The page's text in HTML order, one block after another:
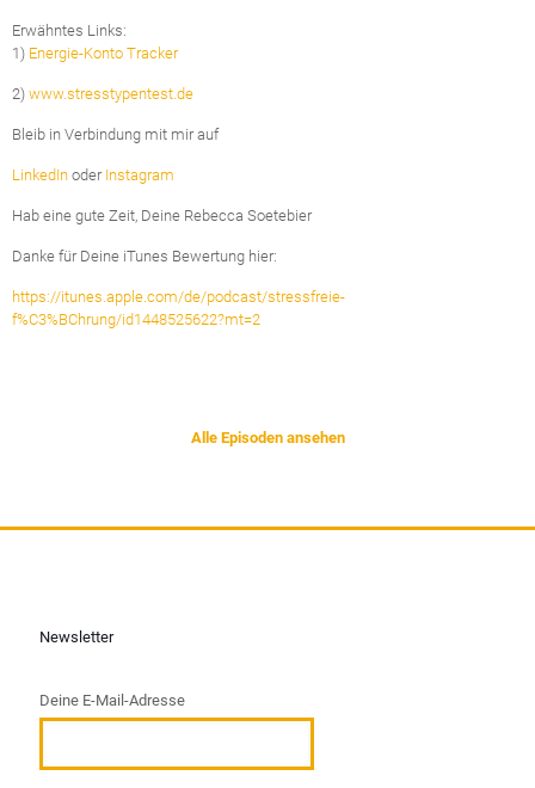
Erwähntes Links:
1) Energie-Konto Tracker
2) www.stresstypentest.de
Bleib in Verbindung mit mir auf
LinkedIn oder Instagram
Hab eine gute Zeit, Deine Rebecca Soetebier
Danke für Deine iTunes Bewertung hier:
https://itunes.apple.com/de/podcast/stressfreie-
f%C3%BChrung/id1448525622?mt=2
Alle Episoden ansehen
Newsletter
Deine E-Mail-Adresse